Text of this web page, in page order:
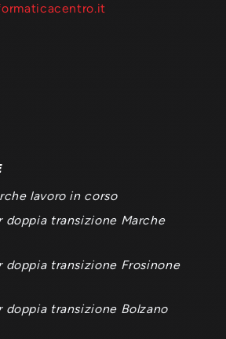
lavoro in corso
doppia transizione Marche
doppia transizione Frosinone
doppia transizione Bolzano